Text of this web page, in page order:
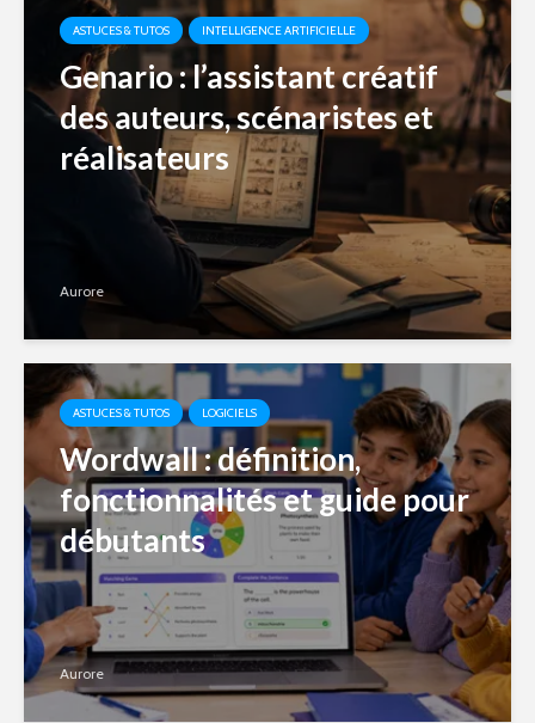
ASTUCES & TUTOS INTELLIGENCE ARTIFICIELLE
Genario : l’assistant créatif
des auteurs, scénaristes et
réalisateurs
Aurore
ASTUCES & TUTOS LOGICIELS
Wordwall : définition,
fonctionnalités et guide pour
débutants
Aurore